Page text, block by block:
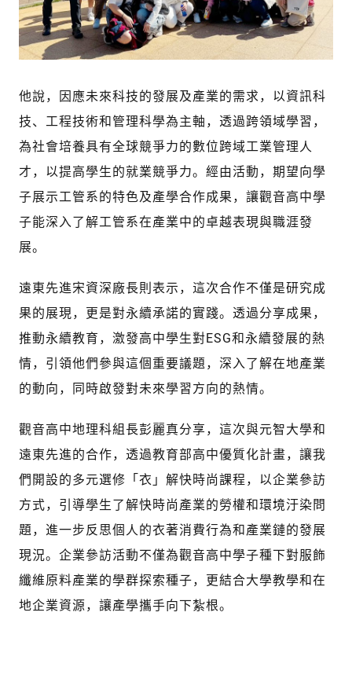
他說，因應未來科技的發展及產業的需求，以資訊科
技、工程技術和管理科學為主軸，透過跨領域學習，
為社會培養具有全球競爭力的數位跨域工業管理人
才，以提高學生的就業競爭力。經由活動，期望向學
子展示工管系的特色及產學合作成果，讓觀音高中學
子能深入了解工管系在產業中的卓越表現與職涯發
展。
遠東先進宋資深廠長則表示，這次合作不僅是研究成
果的展現，更是對永續承諾的實踐。透過分享成果，
推動永續教育，激發高中學生對ESG和永續發展的熱
情，引領他們參與這個重要議題，深入了解在地產業
的動向，同時啟發對未來學習方向的熱情。
觀音高中地理科組長彭麗真分享，這次與元智大學和
遠東先進的合作，透過教育部高中優質化計畫，讓我
們開設的多元選修「衣」解快時尚課程，以企業參訪
方式，引導學生了解快時尚產業的勞權和環境汙染問
題，進一步反思個人的衣著消費行為和產業鏈的發展
現況。企業參訪活動不僅為觀音高中學子種下對服飾
纖維原料產業的學群探索種子，更結合大學教學和在
地企業資源，讓產學攜手向下紮根。